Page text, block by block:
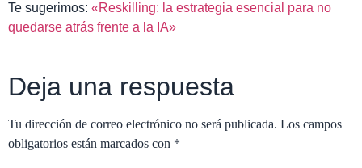
Te sugerimos: «Reskilling: la estrategia esencial para no
quedarse atrás frente a la IA»
Deja una respuesta
Tu dirección de correo electrónico no será publicada. Los campos
obligatorios están marcados con *